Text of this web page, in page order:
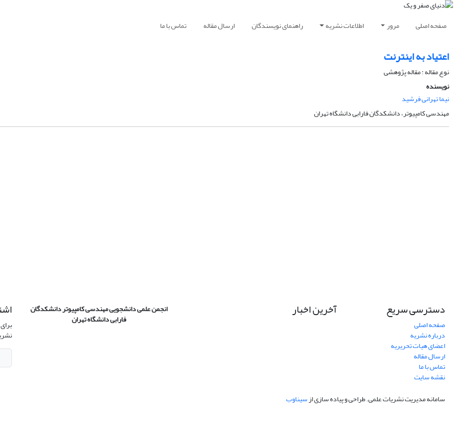
صفحه اصلی مرور اطلاعات نشریه راهنمای نویسندگان ارسال مقاله تماس با ما
اعتیاد به اینترنت
نوع مقاله : مقاله پژوهشی
نویسنده
نیما تهرانی فرشید
مهندسی کامپیوتر، دانشکدگان فارابی دانشگاه تهران
دسترسی سریع
صفحه اصلی
درباره نشریه
اعضای هیات تحریریه
ارسال مقاله
تماس با ما
نقشه سایت
آخرین اخبار انجمن علمی دانشجویی مهندسی کامپیوتر دانشکدگان
فارابی دانشگاه تهران
سامانه مدیریت نشریات علمی.طراحی و پیاده سازی ازسیناوب